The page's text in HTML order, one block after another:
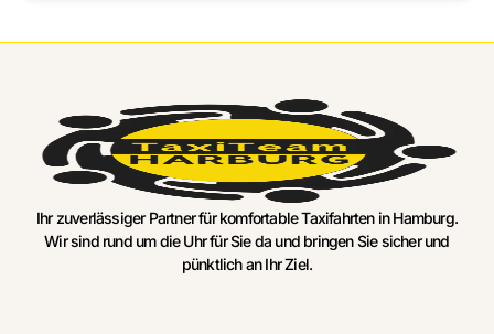
Ihr zuverlässiger Partner für komfortable Taxifahrten in Hamburg.
Wir sind rund um die Uhr für Sie da und bringen Sie sicher und
pünktlich an Ihr Ziel.